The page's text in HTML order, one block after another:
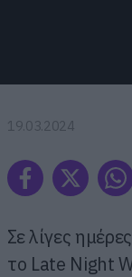
19.03.2024
Σε λίγες
το Late Night